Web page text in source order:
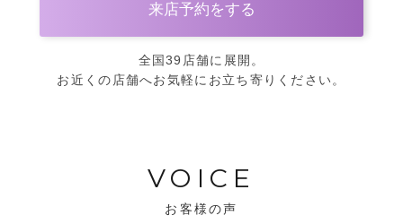
来店予約をする
全国39店舗に展開。
お近くの店舗へお気軽にお立ち寄りください。
VOICE
お客様の声